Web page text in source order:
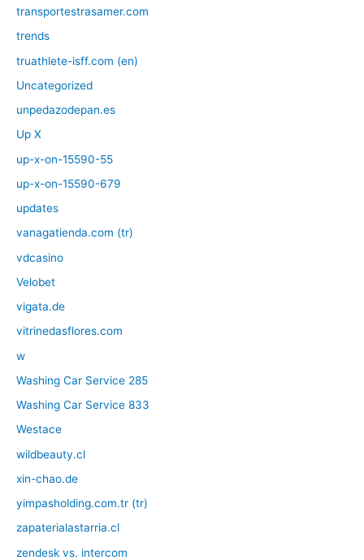
transportestrasamer.com
trends
truathlete-isff.com (en)
Uncategorized
unpedazodepan.es
Up X
up-x-on-15590-55
up-x-on-15590-679
updates
vanagatienda.com (tr)
vdcasino
Velobet
vigata.de
vitrinedasflores.com
w
Washing Car Service 285
Washing Car Service 833
Westace
wildbeauty.cl
xin-chao.de
yimpasholding.com.tr (tr)
zapaterialastarria.cl
zendesk vs. intercom